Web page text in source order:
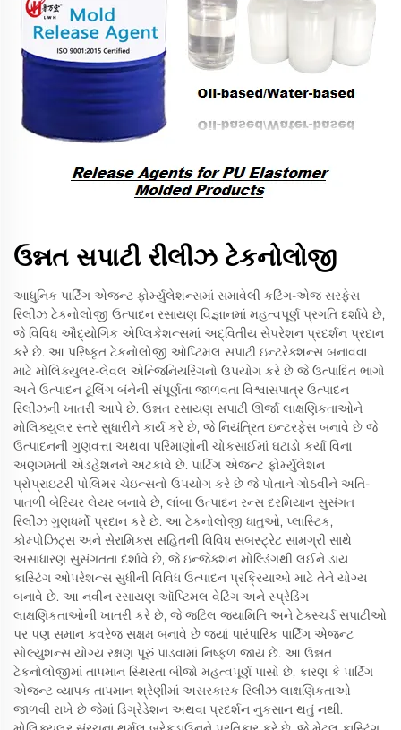
ઉન્નત સપાટી રીલીઝ ટેકનોલોજી
આધુનિક પાર્ટિંગ એજન્ટ ફોર્મ્યુલેશન્સમાં સમાવેલી કટિંગ-એજ સરફેસ
રિલીઝ ટેકનોલોજી ઉત્પાદન રસાયણ વિજ્ઞાનમાં મહત્વપૂર્ણ પ્રગતિ દર્શાવે છે,
જે વિવિધ ઔદ્યોગિક એપ્લિકેશન્સમાં અદ્વિતીય સેપરેશન પ્રદર્શન પ્રદાન
કરે છે. આ પરિષ્કૃત ટેકનોલોજી ઓપ્ટિમલ સપાટી ઇન્ટરેક્શન્સ બનાવવા
માટે મોલિક્યુલર-લેવલ એન્જિનિયરિંગનો ઉપયોગ કરે છે જે ઉત્પાદિત ભાગો
અને ઉત્પાદન ટૂલિંગ બંનેની સંપૂર્ણતા જાળવતા વિશ્વાસપાત્ર ઉત્પાદન
રિલીઝની ખાતરી આપે છે. ઉન્નત રસાયણ સપાટી ઊર્જા લાક્ષણિકતાઓને
મોલિક્યુલર સ્તરે સુધારીને કાર્ય કરે છે, જે નિયંત્રિત ઇન્ટરફેસ બનાવે છે જે
ઉત્પાદનની ગુણવત્તા અથવા પરિમાણોની ચોકસાઈમાં ઘટાડો કર્યા વિના
અણગમતી એડહેશનને અટકાવે છે. પાર્ટિંગ એજન્ટ ફોર્મ્યુલેશન
પ્રોપ્રાઇટરી પોલિમર ચેઇન્સનો ઉપયોગ કરે છે જે પોતાને ગોઠવીને અતિ-
પાતળી બેરિયર લેયર બનાવે છે, લાંબા ઉત્પાદન રન્સ દરમિયાન સુસંગત
રિલીઝ ગુણધર્મો પ્રદાન કરે છે. આ ટેકનોલોજી ધાતુઓ, પ્લાસ્ટિક,
કોમ્પોઝિટ્સ અને સેરામિક્સ સહિતની વિવિધ સબસ્ટ્રેટ સામગ્રી સાથે
અસાધારણ સુસંગતતા દર્શાવે છે, જે ઇન્જેક્શન મોલ્ડિંગથી લઈને ડાય
કાસ્ટિંગ ઓપરેશન્સ સુધીની વિવિધ ઉત્પાદન પ્રક્રિયાઓ માટે તેને યોગ્ય
બનાવે છે. આ નવીન રસાયણ ઑપ્ટિમલ વેટિંગ અને સ્પ્રેડિંગ
લાક્ષણિકતાઓની ખાતરી કરે છે, જે જટિલ જ્યામિતિ અને ટેક્સ્ચર્ડ સપાટીઓ
પર પણ સમાન કવરેજ સક્ષમ બનાવે છે જ્યાં પારંપારિક પાર્ટિંગ એજન્ટ
સોલ્યુશન્સ યોગ્ય રક્ષણ પૂરું પાડવામાં નિષ્ફળ જાય છે. આ ઉન્નત
ટેકનોલોજીમાં તાપમાન સ્થિરતા બીજો મહત્વપૂર્ણ પાસો છે, કારણ કે પાર્ટિંગ
એજન્ટ વ્યાપક તાપમાન શ્રેણીમાં અસરકારક રિલીઝ લાક્ષણિકતાઓ
જાળવી રાખે છે જેમાં ડિગ્રેડેશન અથવા પ્રદર્શન નુકસાન થતું નથી.